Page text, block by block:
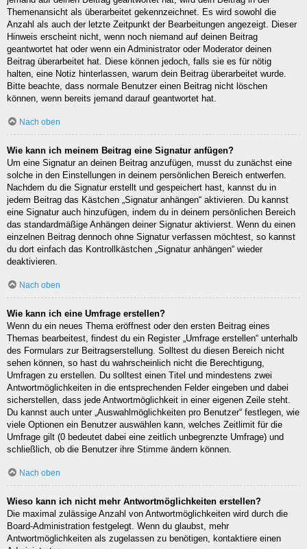
Themenansicht als überarbeitet gekennzeichnet. Es wird sowohl die
Anzahl als auch der letzte Zeitpunkt der Bearbeitungen angezeigt. Dieser
Hinweis erscheint nicht, wenn noch niemand auf deinen Beitrag
geantwortet hat oder wenn ein Administrator oder Moderator deinen
Beitrag überarbeitet hat. Diese können jedoch, falls sie es für nötig
halten, eine Notiz hinterlassen, warum dein Beitrag überarbeitet wurde.
Bitte beachte, dass normale Benutzer einen Beitrag nicht löschen
können, wenn bereits jemand darauf geantwortet hat.
Nach oben
Wie kann ich meinem Beitrag eine Signatur anfügen?
Um eine Signatur an deinen Beitrag anzufügen, musst du zunächst eine
solche in den Einstellungen in deinem persönlichen Bereich entwerfen.
Nachdem du die Signatur erstellt und gespeichert hast, kannst du in
jedem Beitrag das Kästchen „Signatur anhängen“ aktivieren. Du kannst
eine Signatur auch hinzufügen, indem du in deinem persönlichen Bereich
das standardmäßige Anhängen deiner Signatur aktivierst. Wenn du einen
einzelnen Beitrag dennoch ohne Signatur verfassen möchtest, so kannst
du dort einfach das Kontrollkästchen „Signatur anhängen“ wieder
deaktivieren.
Nach oben
Wie kann ich eine Umfrage erstellen?
Wenn du ein neues Thema eröffnest oder den ersten Beitrag eines
Themas bearbeitest, findest du ein Register „Umfrage erstellen“ unterhalb
des Formulars zur Beitragserstellung. Solltest du diesen Bereich nicht
sehen können, so hast du wahrscheinlich nicht die Berechtigung,
Umfragen zu erstellen. Du solltest einen Titel und mindestens zwei
Antwortmöglichkeiten in die entsprechenden Felder eingeben und dabei
sicherstellen, dass jede Antwortmöglichkeit in einer eigenen Zeile steht.
Du kannst auch unter „Auswahlmöglichkeiten pro Benutzer“ festlegen, wie
viele Optionen ein Benutzer auswählen kann, welches Zeitlimit für die
Umfrage gilt (0 bedeutet dabei eine zeitlich unbegrenzte Umfrage) und
schließlich, ob die Benutzer ihre Stimme ändern können.
Nach oben
Wieso kann ich nicht mehr Antwortmöglichkeiten erstellen?
Die maximal zulässige Anzahl von Antwortmöglichkeiten wird durch die
Board-Administration festgelegt. Wenn du glaubst, mehr
Antwortmöglichkeiten als zugelassen zu benötigen, kontaktiere einen